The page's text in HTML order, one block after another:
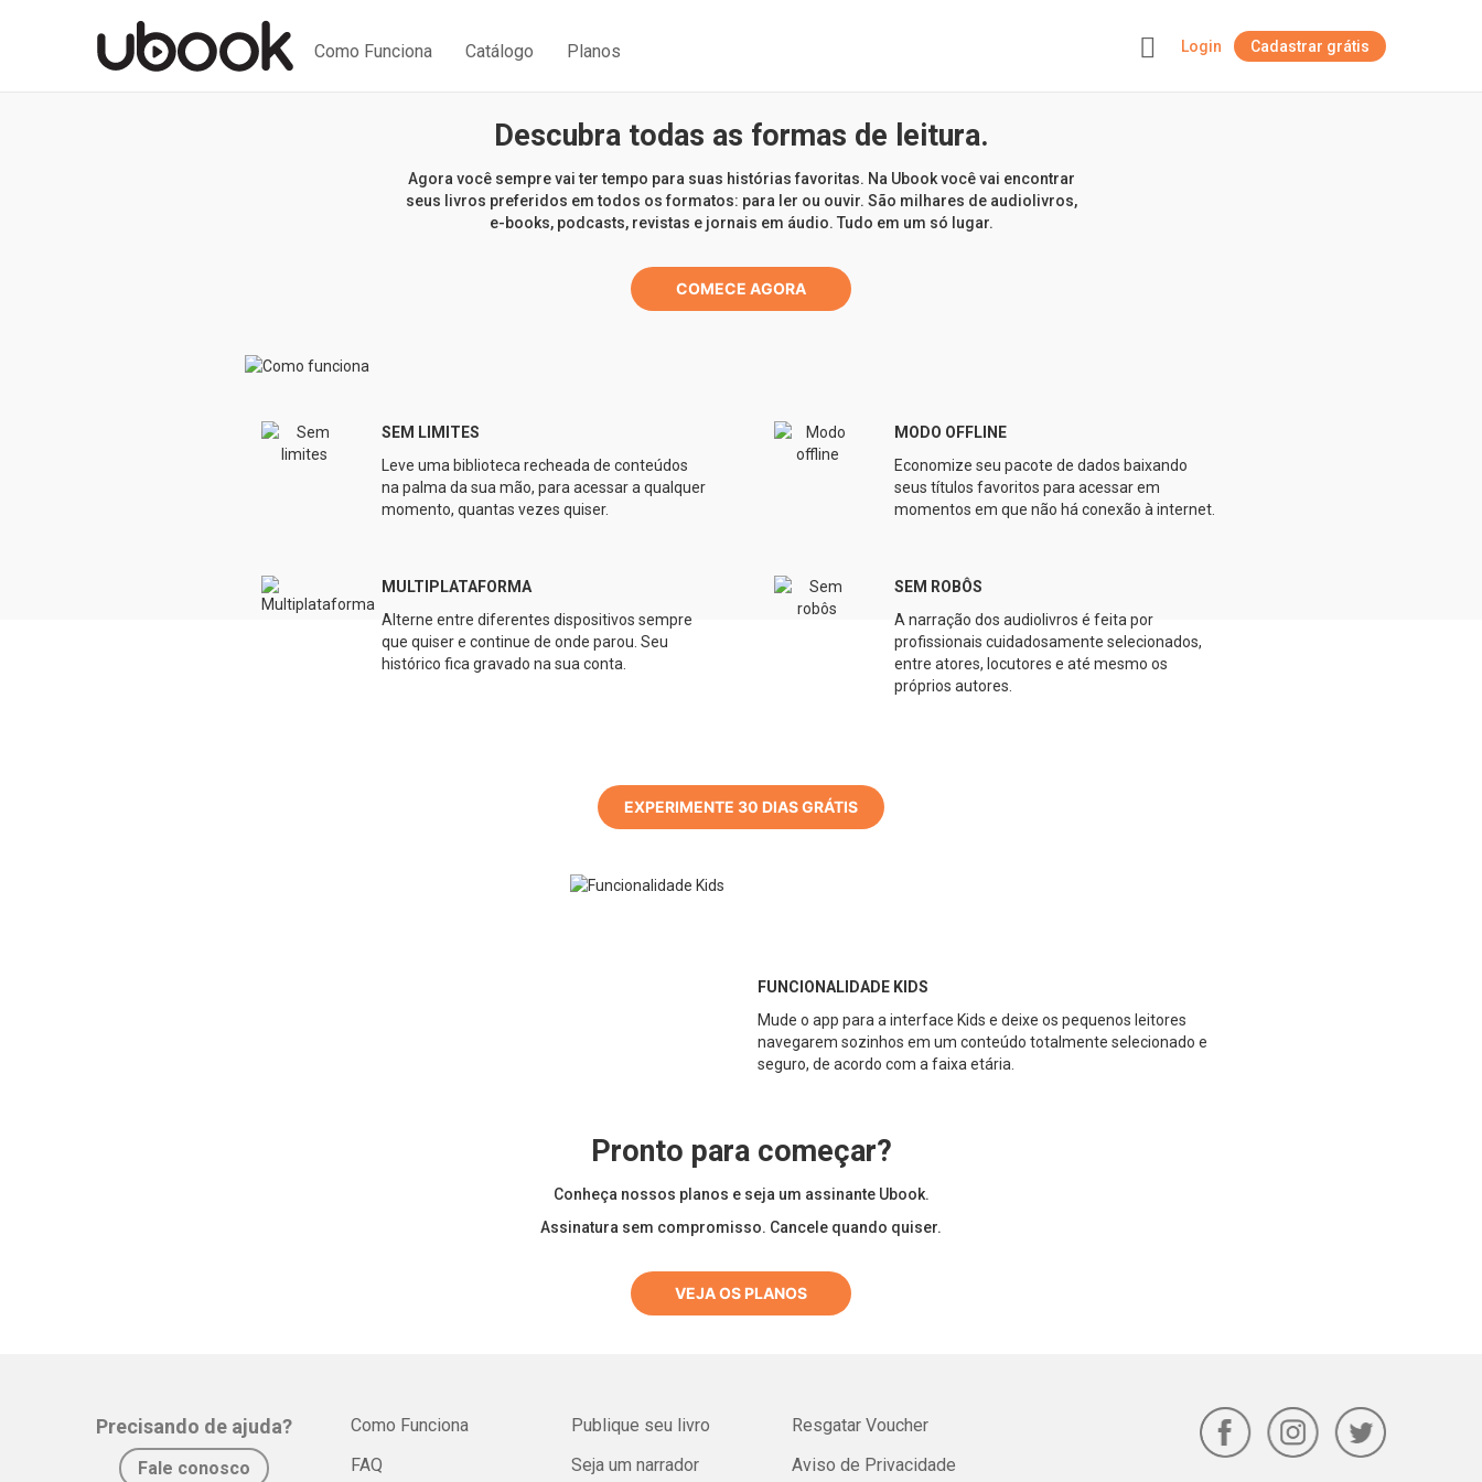
Como Funciona Catálogo Planos Login Cadastrar grátis
Descubra todas as formas de leitura.
Agora você sempre vai ter tempo para suas histórias favoritas. Na Ubook você vai encontrar
seus livros preferidos em todos os formatos: para ler ou ouvir. São milhares de audiolivros,
e-books, podcasts, revistas e jornais em áudio. Tudo em um só lugar.
COMECE AGORA
SEM LIMITES
Leve uma biblioteca recheada de conteúdos
na palma da sua mão, para acessar a qualquer
momento, quantas vezes quiser.
MODO OFFLINE
Economize seu pacote de dados baixando
seus títulos favoritos para acessar em
momentos em que não há conexão à internet.
MULTIPLATAFORMA
Alterne entre diferentes dispositivos sempre
que quiser e continue de onde parou. Seu
histórico fica gravado na sua conta.
SEM ROBÔS
A narração dos audiolivros é feita por
profissionais cuidadosamente selecionados,
entre atores, locutores e até mesmo os
próprios autores.
EXPERIMENTE 30 DIAS GRÁTIS
FUNCIONALIDADE KIDS
Mude o app para a interface Kids e deixe os pequenos leitores
navegarem sozinhos em um conteúdo totalmente selecionado e
seguro, de acordo com a faixa etária.
Pronto para começar?
Conheça nossos planos e seja um assinante Ubook.
Assinatura sem compromisso. Cancele quando quiser.
VEJA OS PLANOS
Precisando de ajuda?
Fale conosco
Como Funciona
FAQ
Publique seu livro
Seja um narrador
Resgatar Voucher
Aviso de Privacidade